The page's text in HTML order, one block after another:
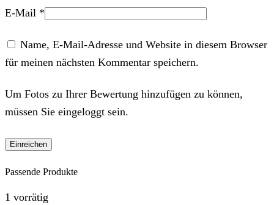
E-Mail *
Name, E-Mail-Adresse und Website in diesem Browser
für meinen nächsten Kommentar speichern.
Um Fotos zu Ihrer Bewertung hinzufügen zu können,
müssen Sie eingeloggt sein.
Passende Produkte
1 vorrätig